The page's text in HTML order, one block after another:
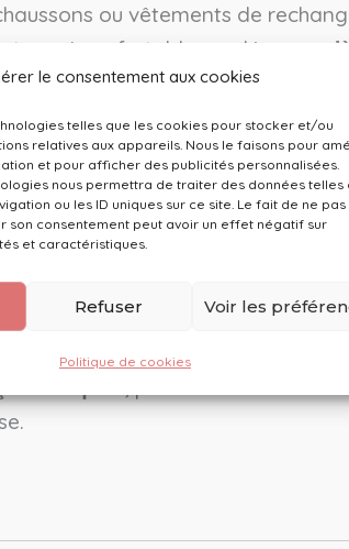
le consentement aux cookies
telles que les cookies pour stocker et/ou
relatives aux appareils. Nous le faisons pour
et pour afficher des publicités personnalisées.
nous permettra de traiter des données telles
ou les ID uniques sur ce site. Le fait de ne pas
son consentement peut avoir un effet négatif sur
et caractéristiques.
Refuser Voir les
Politique de cookies
ou vêtements de
aussi confortable que léger,
ce n’est pas tout : leprénom est
relais, avec un envoi rapide sous
et savoir-faire artisanal français.
aux détails, en France,
inscrite à lachambre
dans la confection
, personnalisés et